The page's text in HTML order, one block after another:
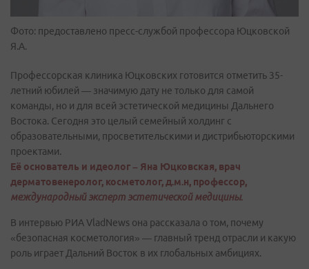
Фото: предоставлено пресс-слyжбой профессора Юцковской
Я.А.
Профессорская клиника Юцковских готовится отметить 35-
летний юбилей — значимую дату не только для самой
команды, но и для всей эстетической медицины Дальнего
Востока. Сегодня это целый семейный холдинг с
образовательными, просветительскими и дистрибьюторскими
проектами.
Её основатель и идеолог – Яна Юцковская, врач
дерматовенеролог, косметолог, д.м.н, профессор,
международный эксперт эстетической медицины.
В интервью РИА VladNews она рассказала о том, почему
«безопасная косметология» — главный тренд отрасли и какую
роль играет Дальний Восток в их глобальных амбициях.